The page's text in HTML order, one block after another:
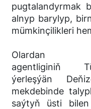
pugtalandyrmak
alnyp barylyp,
mümkinçilikleri
Olardan
agentliginiň
ýerleşýän
mekdebinde
saýtyň üsti